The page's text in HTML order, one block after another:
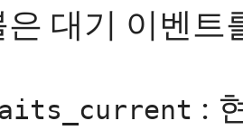
은 대기 이벤트
: